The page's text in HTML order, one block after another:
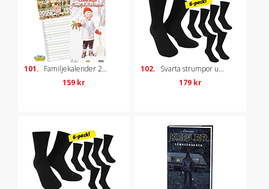
101. Familjekalender 2026 – Elsa Beskow
159 kr
102. Svarta strumpor unisex, 6-pack, strl 36-40
179 kr